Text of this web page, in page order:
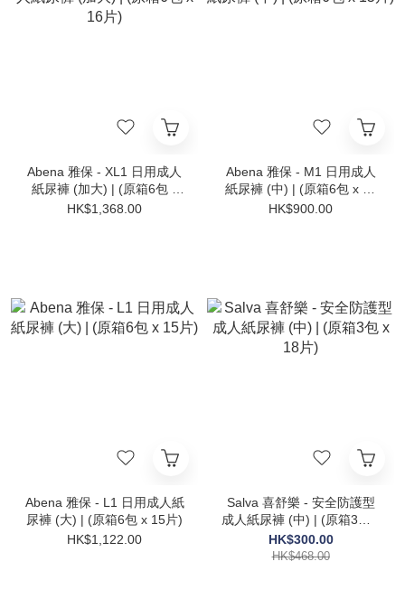
Abena 雅保 - XL1 日用成人
紙尿褲 (加大) | (原箱6包 x
16片)
HK$1,368.00
Abena 雅保 - M1 日用成人
紙尿褲 (中) | (原箱6包 x 15
片)
HK$900.00
Abena 雅保 - L1 日用成人紙
尿褲 (大) | (原箱6包 x 15片)
HK$1,122.00
Salva 喜舒樂 - 安全防護型
成人紙尿褲 (中) | (原箱3包 x
18片)
HK$300.00
HK$468.00